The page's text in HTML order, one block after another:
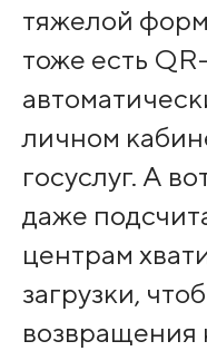
тяжелой
тоже есть
личном
госуслуг. А
даже
центрам
загрузки,